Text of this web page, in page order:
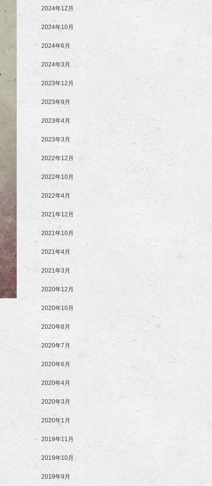
2024年12月
2024年10月
2024年6月
2024年3月
2023年12月
2023年9月
2023年4月
2023年3月
2022年12月
2022年10月
2022年4月
2021年12月
2021年10月
2021年4月
2021年3月
2020年12月
2020年10月
2020年8月
2020年7月
2020年6月
2020年4月
2020年3月
2020年1月
2019年11月
2019年10月
2019年9月